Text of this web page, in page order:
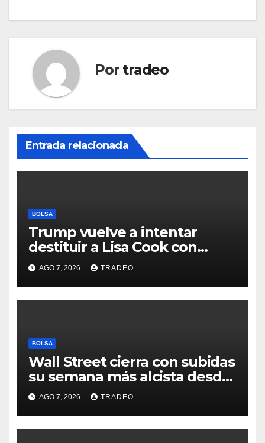
Por tradeo
Entrada relacionada
BOLSA
Trump vuelve a intentar
destituir a Lisa Cook con
acusaciones de fraude
hipotecario
AGO 7, 2026 TRADEO
BOLSA
Wall Street cierra con subidas
su semana más alcista desde
abril
AGO 7, 2026 TRADEO